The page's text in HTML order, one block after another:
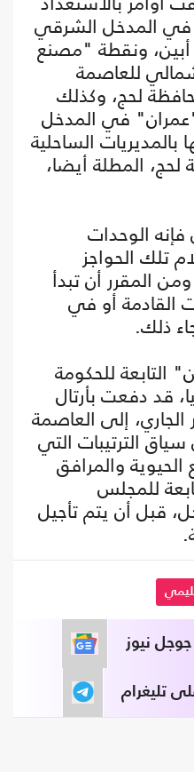
في المدخل الشرقي
أبين، ونقطة "مصنع
للعاصمة
لحج، وكذلك
في المدخل
بالمديريات الساحلية
لحج، المطلة أيضا،
الوحدات
تلك الحواجز
المقرر أن تبدأ
القادمة أو في
ذلك.
للحكومة
قد دفعت بأرتال
إلى العاصمة
الترتيبات التي
والمرافق
للمجلس
قبل أن يتم تأجيل
جوجل نيوز
تليغرام